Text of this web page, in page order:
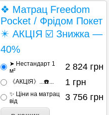
❖ Матрац Freedom
Pocket / Фрідом Покет
✴️ АКЦІЯ ☑️ Знижка —
40%
➤ Нестандарт 1
м²
2 824 грн
《АКЦІЯ》...☎️... 1 грн
✨ Ціни на матрац
від
3 756 грн